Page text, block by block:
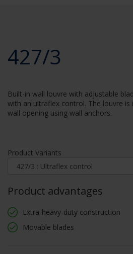
427/3
Built-in wall louvre with adjustable
with an ultraflex control. The louvre is
wall opening using wall anchors.
Product Variants
Product advantages
Extra-heavy-duty construction
Movable blades